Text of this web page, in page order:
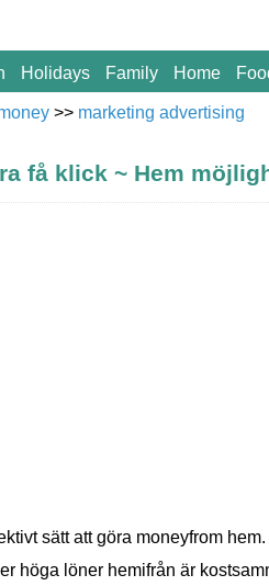
Holidays Family Home
>> marketing advertising
få klick ~ Hem
sätt att göra moneyfrom
höga löner hemifrån är